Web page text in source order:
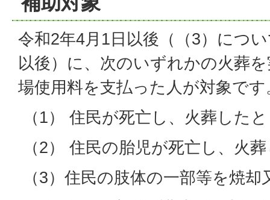
令和2年4月1日以後（（3）につ
以後）に、次のいずれかの火葬
場使用料を支払った人が対象です
（1） 住民が死亡し、火葬した
（2） 住民の胎児が死亡し、火
（3）住民の肢体の一部等を焼